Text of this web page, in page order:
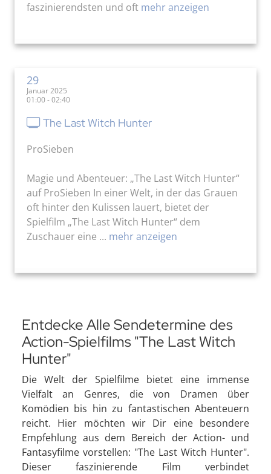
faszinierendsten und oft mehr anzeigen
29
Januar 2025
01:00 - 02:40
The Last Witch Hunter
ProSieben
Magie und Abenteuer: „The Last Witch Hunter“
auf ProSieben In einer Welt, in der das Grauen
oft hinter den Kulissen lauert, bietet der
Spielfilm „The Last Witch Hunter“ dem
Zuschauer eine ... mehr anzeigen
Entdecke Alle Sendetermine des
Action-Spielfilms "The Last Witch
Hunter"
Die Welt der Spielfilme bietet eine immense
Vielfalt an Genres, die von Dramen über
Komödien bis hin zu fantastischen Abenteuern
reicht. Hier möchten wir Dir eine besondere
Empfehlung aus dem Bereich der Action- und
Fantasyfilme vorstellen: "The Last Witch Hunter".
Dieser faszinierende Film verbindet